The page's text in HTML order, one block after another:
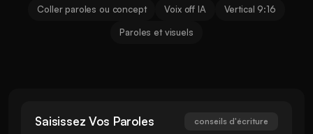
Coller paroles ou concept Voix off IA Vertical 9:16
Paroles et visuels
Saisissez Vos Paroles conseils d'écriture